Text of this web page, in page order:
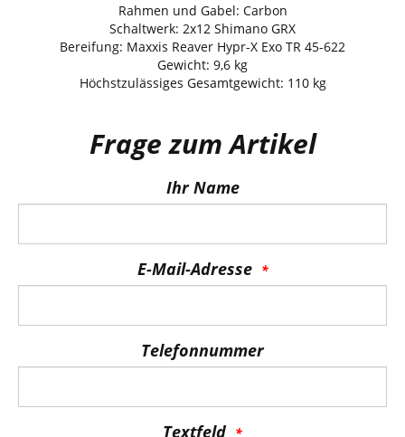
Rahmen und Gabel: Carbon
Schaltwerk: 2x12 Shimano GRX
Bereifung: Maxxis Reaver Hypr-X Exo TR 45-622
Gewicht: 9,6 kg
Höchstzulässiges Gesamtgewicht: 110 kg
Frage zum Artikel
Ihr Name
E-Mail-Adresse
Telefonnummer
Textfeld